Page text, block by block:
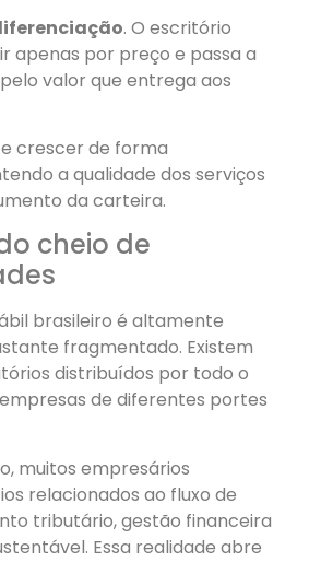
. O escritório
apenas por preço e passa a
valor que entrega aos
crescer de forma
a qualidade dos serviços
da carteira.
cheio de
brasileiro é altamente
fragmentado. Existem
distribuídos por todo o
de diferentes portes
muitos empresários
relacionados ao fluxo de
tributário, gestão financeira
Essa realidade abre